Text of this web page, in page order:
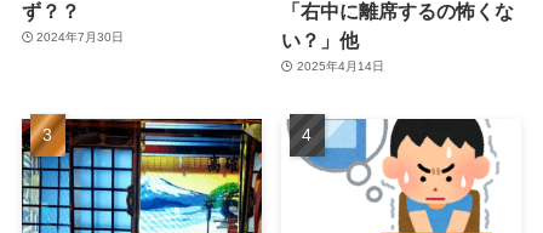
ず？？
2024年7月30日
「右中に離席するの怖くな
い？」他
2025年4月14日